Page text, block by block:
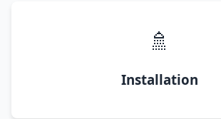
🚿
Installation